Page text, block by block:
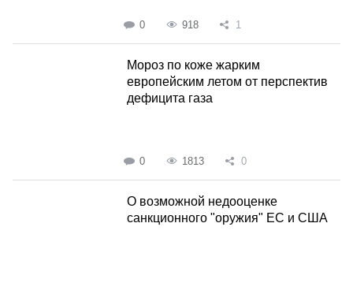
0 918 1
Мороз по коже жарким
европейским летом от перспектив
дефицита газа
0 1813 0
О возможной недооценке
санкционного "оружия" ЕС и США